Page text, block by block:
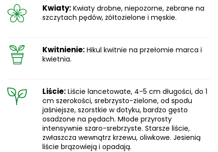
Kwiaty: Kwiaty drobne, niepozorne, zebrane na
szczytach pędów, żółtozielone i męskie.
Kwitnienie: Hikul kwitnie na przełomie marca i
kwietnia.
Liście: Liście lancetowate, 4-5 cm długości, do 1
cm szerokości, srebrzysto-zielone, od spodu
jaśniejsze, szorstkie w dotyku, bardzo gęsto
osadzone na pędach. Młode przyrosty
intensywnie szaro-srebrzyste. Starsze liście,
zwłaszcza wewnątrz krzewu, oliwkowe. Jesienią
liście brązowieją i opadają.